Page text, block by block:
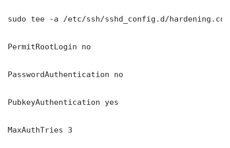
sudo tee -a /etc/ssh/sshd_config.d/
PermitRootLogin no
PasswordAuthentication no
PubkeyAuthentication yes
MaxAuthTries 3